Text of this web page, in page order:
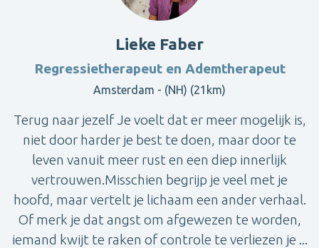
Lieke Faber
Regressietherapeut en Ademtherapeut
Amsterdam - (NH) (21km)
Terug naar jezelf Je voelt dat er meer mogelijk is,
niet door harder je best te doen, maar door te
leven vanuit meer rust en een diep innerlijk
vertrouwen.Misschien begrijp je veel met je
hoofd, maar vertelt je lichaam een ander verhaal.
Of merk je dat angst om afgewezen te worden,
iemand kwijt te raken of controle te verliezen je ...